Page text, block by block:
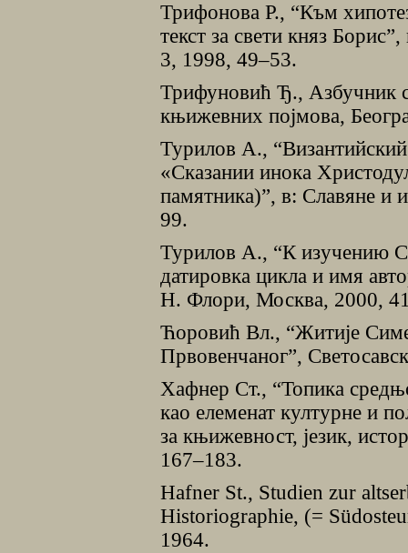
Трифонова Р., “Към
текст за свети княз
3, 1998, 49–53.
Трифуновић Ђ., Азбучник
књижевних поjмова,
Турилов А.,
«Сказании инока
памятника)”, в: Славяне и
99.
Турилов А., “К изучению
датировка цикла и имя
Н. Флори, Москва, 2000,
Ћоровић Вл., “Житиjе
Првовенчаног”,
Хафнер Ст., “Топика
као елеменат културне и
за књижевност, jезик,
167–183.
Hafner St., Studien zur
Historiographie, (=
1964.